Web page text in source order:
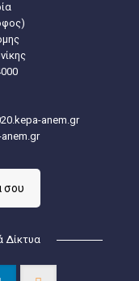
anem.gr
σου
Δίκτυα